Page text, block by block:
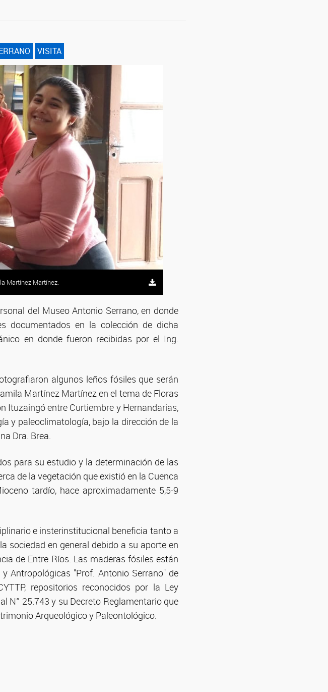
VISITA
Martínez Martínez.
del Museo Antonio Serrano, en donde
documentados en la colección de dicha
en donde fueron recibidas por el Ing.
algunos leños fósiles que serán
Martínez Martínez en el tema de Floras
Ituzaingó entre Curtiembre y Hernandarias,
y paleoclimatología, bajo la dirección de la
Dra. Brea.
para su estudio y la determinación de las
de la vegetación que existió en la Cuenca
tardío, hace aproximadamente 5,5-9
e insterinstitucional beneficia tanto a
sociedad en general debido a su aporte en
de Entre Ríos. Las maderas fósiles están
Antropológicas "Prof. Antonio Serrano" de
repositorios reconocidos por la Ley
N° 25.743 y su Decreto Reglamentario que
Arqueológico y Paleontológico.